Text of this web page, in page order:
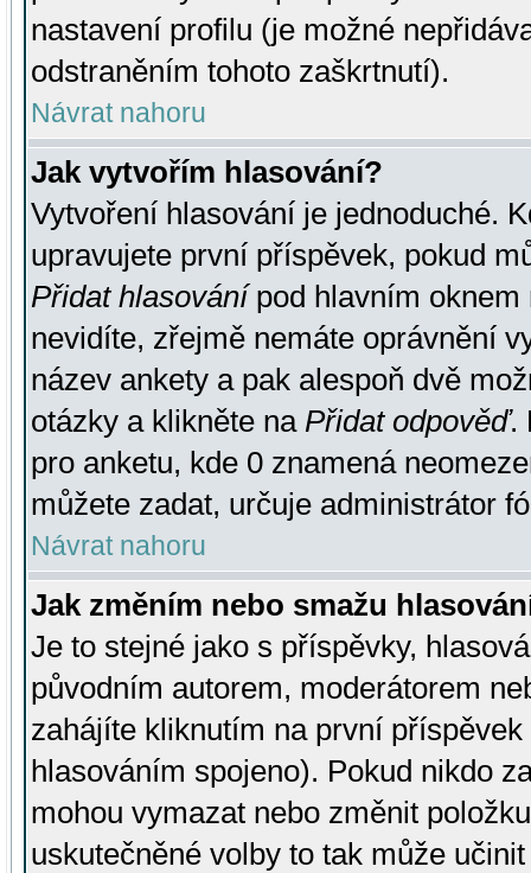
nastavení profilu (je možné
odstraněním tohoto zaškrtnutí).
Návrat nahoru
Jak vytvořím hlasování?
Vytvoření hlasování je jednoduché.
upravujete první příspěvek, pokud
Přidat hlasovánípod hlavním oknem
nevidíte, zřejmě nemáte oprávnění
název ankety a pak alespoň dvě
otázky a klikněte na Přidat odpověď.
pro anketu, kde 0 znamená
můžete zadat, určuje administrátor
Návrat nahoru
Jak změním nebo smažu
Je to stejné jako s příspěvky,
původním autorem, moderátorem
zahájíte kliknutím na první
hlasováním spojeno). Pokud nikdo
mohou vymazat nebo změnit
uskutečněné volby to tak může